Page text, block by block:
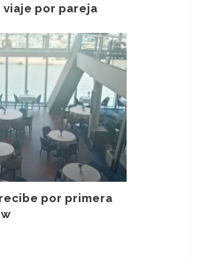
viaje por pareja
por primera